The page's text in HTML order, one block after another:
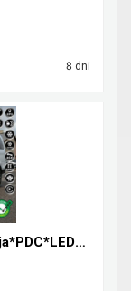
8 dni
Piękny Mercedes Vito 6os.*Nawigacja*PDC*LED*Klimat...